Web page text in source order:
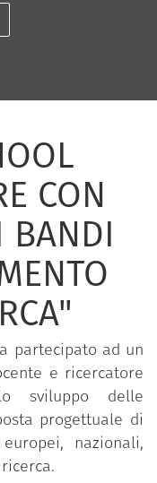
CON
BANDI
partecipato ad un
e ricercatore
sviluppo delle
progettuale di
nazionali,